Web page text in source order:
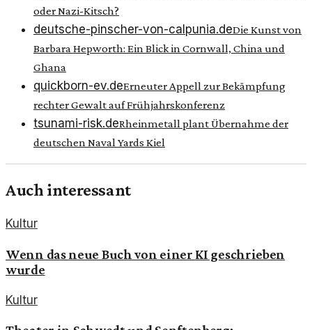
oder Nazi-Kitsch?
deutsche-pinscher-von-calpunia.deDie Kunst von
Barbara Hepworth: Ein Blick in Cornwall, China und
Ghana
quickborn-ev.deErneuter Appell zur Bekämpfung
rechter Gewalt auf Frühjahrskonferenz
tsunami-risk.deRheinmetall plant Übernahme der
deutschen Naval Yards Kiel
Auch interessant
Kultur
Wenn das neue Buch von einer KI geschrieben
wurde
Kultur